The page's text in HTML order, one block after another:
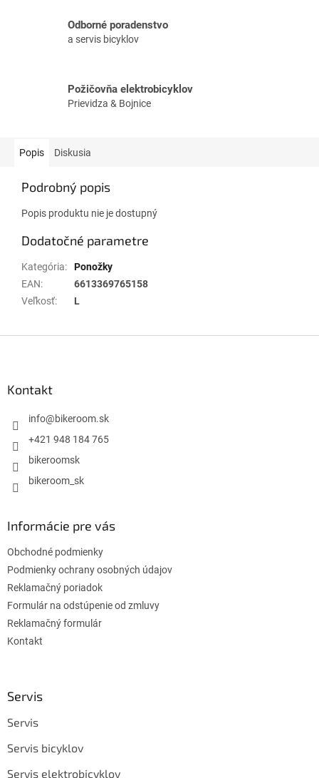
Odborné poradenstvo
a servis bicyklov
Požičovňa elektrobicyklov
Prievidza & Bojnice
Popis Diskusia
Podrobný popis
Popis produktu nie je dostupný
Dodatočné parametre
Kategória:
Ponožky
EAN:
6613369765158
Veľkosť: L
Kontakt
info@bikeroom.sk
+421 948 184 765
bikeroomsk
bikeroom_sk
Informácie pre vás
Obchodné podmienky
Podmienky ochrany osobných údajov
Reklamačný poriadok
Formulár na odstúpenie od zmluvy
Reklamačný formulár
Kontakt
Servis
Servis
Servis bicyklov
Servis elektrobicyklov